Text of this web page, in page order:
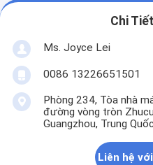
Chi
Ms. Joyce Lei
0086 13226651501
Phòng 234, Tòa nhà
đường vòng tròn
Guangzhou, Trung Quốc
Liên hệ